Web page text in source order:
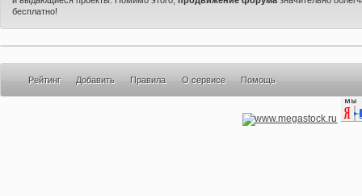
бесплатно!
Рейтинг Добавить Правила О сервисе Помощь